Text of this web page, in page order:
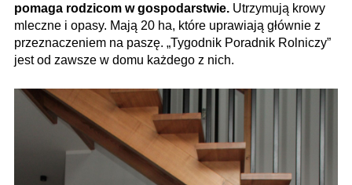
pomaga rodzicom w gospodarstwie. Utrzymują krowy
mleczne i opasy. Mają 20 ha, które uprawiają głównie z
przeznaczeniem na paszę. „Tygodnik Poradnik Rolniczy”
jest od zawsze w domu każdego z nich.